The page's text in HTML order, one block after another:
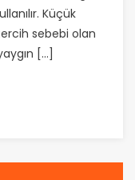
Küçük
sebebi olan
[…]